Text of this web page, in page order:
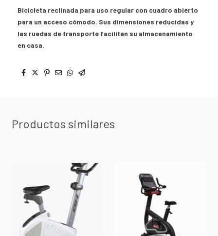
Bicicleta reclinada para uso regular con cuadro abierto
para un acceso cómodo. Sus dimensiones reducidas y
las ruedas de transporte facilitan su almacenamiento
en casa.
Productos similares